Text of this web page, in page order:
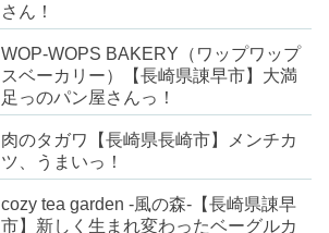
さん！
WOP-WOPS BAKERY（ワップワップ
スベーカリー）【長崎県諌早市】大満
足っのパン屋さんっ！
肉のタガワ【長崎県長崎市】メンチカ
ツ、うまいっ！
cozy tea garden -風の森-【長崎県諌早
市】新しく生まれ変わったベーグルカ